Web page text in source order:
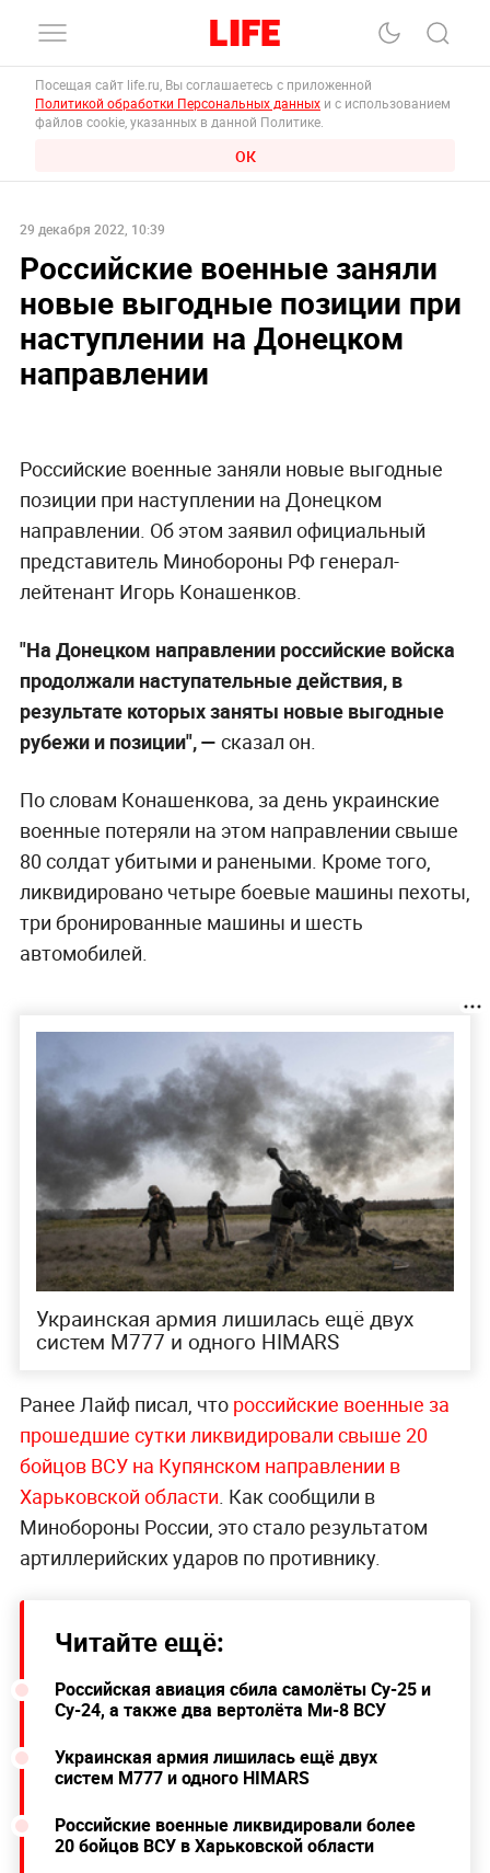
Посещая сайт life.ru, Вы соглашаетесь с приложенной
Политикой обработки Персональных данных и с использованием
файлов cookie, указанных в данной Политике.
ОК
29 декабря 2022, 10:39
Российские военные заняли
новые выгодные позиции при
наступлении на Донецком
направлении
Российские военные заняли новые выгодные
позиции при наступлении на Донецком
направлении. Об этом заявил официальный
представитель Минобороны РФ генерал-
лейтенант Игорь Конашенков.
"На Донецком направлении российские войска
продолжали наступательные действия, в
результате которых заняты новые выгодные
рубежи и позиции", — сказал он.
По словам Конашенкова, за день украинские
военные потеряли на этом направлении свыше
80 солдат убитыми и ранеными. Кроме того,
ликвидировано четыре боевые машины пехоты,
три бронированные машины и шесть
автомобилей.
Украинская армия лишилась ещё двух
систем М777 и одного HIMARS
Ранее Лайф писал, что российские военные за
прошедшие сутки ликвидировали свыше 20
бойцов ВСУ на Купянском направлении в
Харьковской области. Как сообщили в
Минобороны России, это стало результатом
артиллерийских ударов по противнику.
Читайте ещё:
Российская авиация сбила самолёты Су-25 и
Су-24, а также два вертолёта Ми-8 ВСУ
Украинская армия лишилась ещё двух
систем М777 и одного HIMARS
Российские военные ликвидировали более
20 бойцов ВСУ в Харьковской области